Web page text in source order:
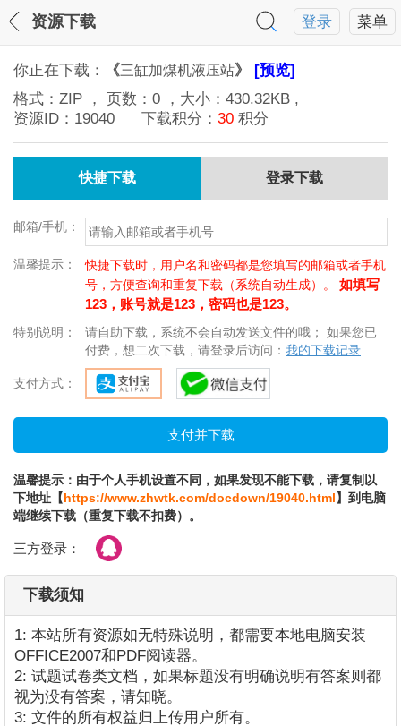
菜单
登录
资源下载
你正在下载： 《三缸加煤机液压站》 [预览]
格式： ZIP ， 页数： 0 ，大小： 430.32KB ,
资源ID： 19040 下载积分： 30 积分
快捷下载 登录下载
邮箱/手机：
温馨提示：
快捷下载时，用户名和密码都是您填写的邮箱或者手机
号，方便查询和重复下载（系统自动生成）。 如填写
123，账号就是123，密码也是123。
特别说明：
请自助下载，系统不会自动发送文件的哦； 如果您已
付费，想二次下载，请登录后访问： 我的下载记录
支付方式：
温馨提示：由于个人手机设置不同，如果发现不能下载，请复制以
下地址【https://www.zhwtk.com/docdown/19040.html】到电脑
端继续下载（重复下载不扣费）。
三方登录：
下载须知
1: 本站所有资源如无特殊说明，都需要本地电脑安装
OFFICE2007和PDF阅读器。
2: 试题试卷类文档，如果标题没有明确说明有答案则都
视为没有答案，请知晓。
3: 文件的所有权益归上传用户所有。